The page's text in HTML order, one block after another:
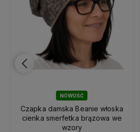
NOWOŚĆ
Czapka damska Beanie włoska
cienka smerfetka brązowa we
wzory